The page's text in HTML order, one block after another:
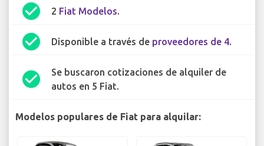
check_circle 2 Fiat Modelos.
check_circle Disponible a través de proveedores de 4.
check_circle
Se buscaron cotizaciones de alquiler de
autos en 5 Fiat.
Modelos populares de Fiat para alquilar: